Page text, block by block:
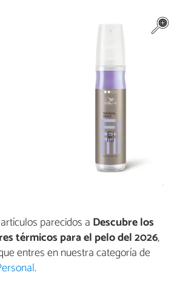
parecidos a Descubre los
térmicos para el pelo del 2026,
entres en nuestra categoría de
.